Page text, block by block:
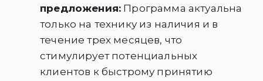
предложения: Программа актуальна
только на технику из наличия и в
течение трех месяцев, что
стимулирует потенциальных
клиентов к быстрому принятию